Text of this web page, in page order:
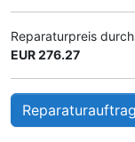
Reparaturpreis
EUR 276.27
Reparaturauftrag